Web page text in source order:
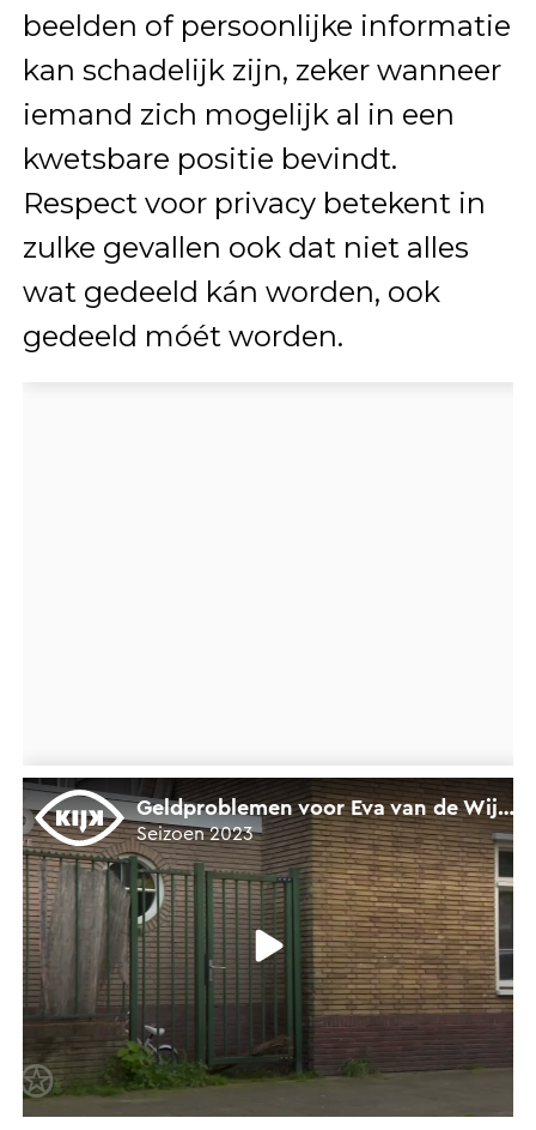
beelden of persoonlijke informatie
kan schadelijk zijn, zeker wanneer
iemand zich mogelijk al in een
kwetsbare positie bevindt.
Respect voor privacy betekent in
zulke gevallen ook dat niet alles
wat gedeeld kán worden, ook
gedeeld móét worden.